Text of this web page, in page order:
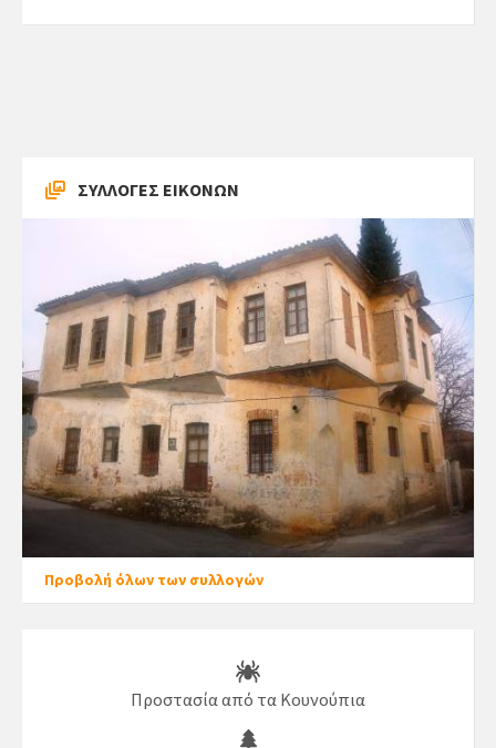
ΣΥΛΛΟΓΕΣ ΕΙΚΟΝΩΝ
Προβολή όλων των συλλογών
Προστασία από τα Κουνούπια